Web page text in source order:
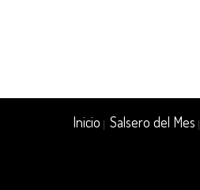
Inicio |Salsero del Mes